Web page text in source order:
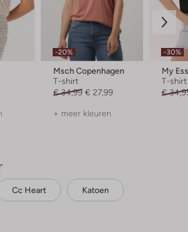
-20%
Msch Copenhagen
T-shirt
€ 34,99 € 27,99
+ meer kleuren
-30%
T-shirt
€
Cc Heart Katoen